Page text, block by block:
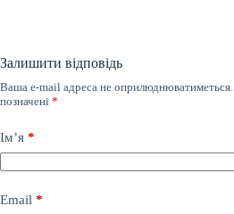
Залишити відповідь
Ваша e-mail адреса не оприлюднюватиметься.
позначені *
Ім’я *
Email *